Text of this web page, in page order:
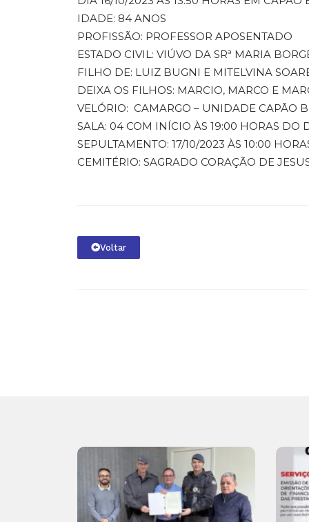
IDADE: 84 ANOS
PROFISSÃO: PROFESSOR APOSENTADO
ESTADO CIVIL: VIÚVO DA SRª MARIA
FILHO DE: LUIZ BUGNI E MITELVINA
DEIXA OS FILHOS: MARCIO, MARCO E
VELÓRIO: CAMARGO – UNIDADE CAPÃO
SALA: 04 COM INÍCIO ÀS 19:00 HORAS DO
SEPULTAMENTO: 17/10/2023 ÀS 10:00
CEMITÉRIO: SAGRADO CORAÇÃO DE
Voltar